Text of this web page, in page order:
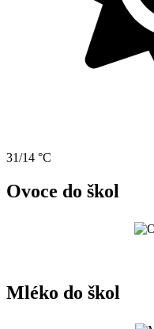
31/14 °C
Ovoce do škol
Mléko do škol